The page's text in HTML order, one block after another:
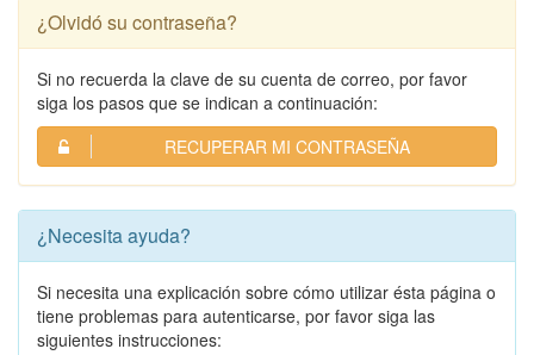
¿Olvidó su contraseña?
Si no recuerda la clave de su cuenta de correo, por favor
siga los pasos que se indican a continuación:
RECUPERAR MI CONTRASEÑA
¿Necesita ayuda?
Si necesita una explicación sobre cómo utilizar ésta página o
tiene problemas para autenticarse, por favor siga las
siguientes instrucciones: